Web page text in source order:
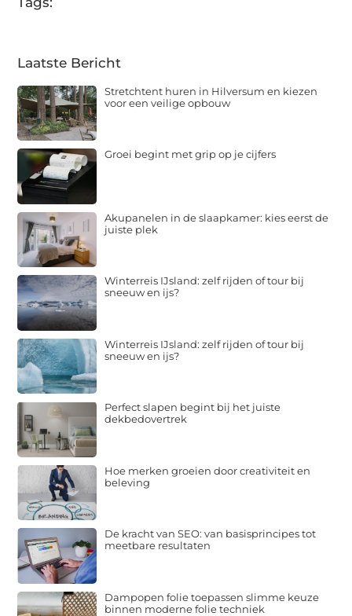
Laatste Bericht
Stretchtent huren in Hilversum en kiezen
voor een veilige opbouw
Groei begint met grip op je cijfers
Akupanelen in de slaapkamer: kies eerst de
juiste plek
Winterreis IJsland: zelf rijden of tour bij
sneeuw en ijs?
Winterreis IJsland: zelf rijden of tour bij
sneeuw en ijs?
Perfect slapen begint bij het juiste
dekbedovertrek
Hoe merken groeien door creativiteit en
beleving
De kracht van SEO: van basisprincipes tot
meetbare resultaten
Dampopen folie toepassen slimme keuze
binnen moderne folie techniek